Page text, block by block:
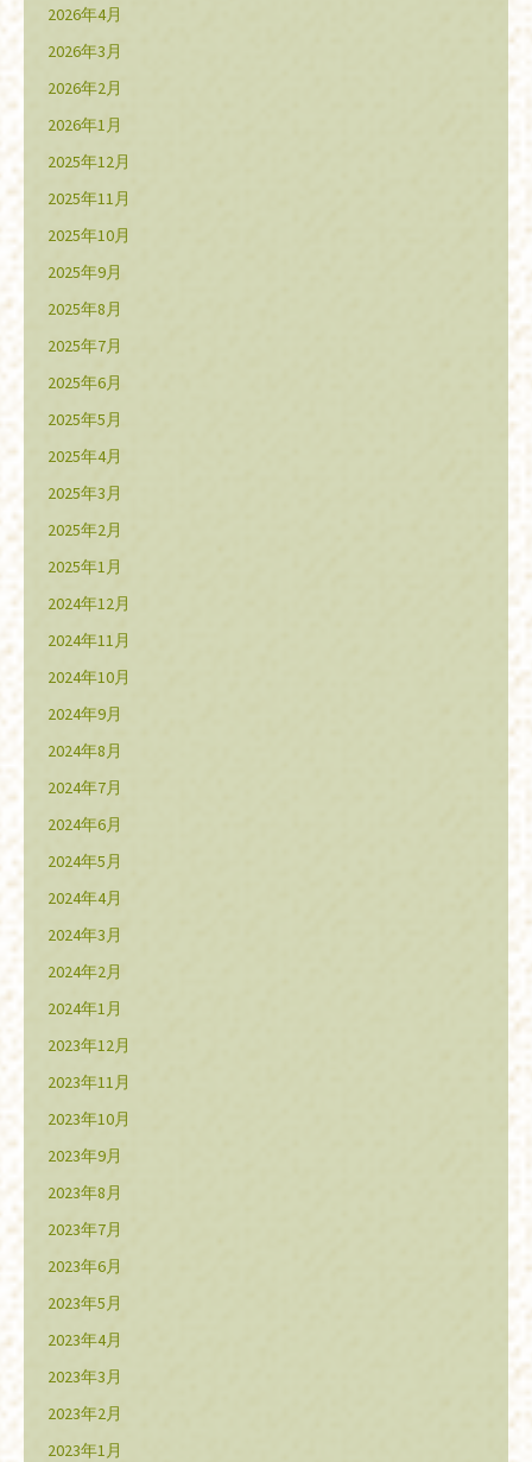
2026年4月
2026年3月
2026年2月
2026年1月
2025年12月
2025年11月
2025年10月
2025年9月
2025年8月
2025年7月
2025年6月
2025年5月
2025年4月
2025年3月
2025年2月
2025年1月
2024年12月
2024年11月
2024年10月
2024年9月
2024年8月
2024年7月
2024年6月
2024年5月
2024年4月
2024年3月
2024年2月
2024年1月
2023年12月
2023年11月
2023年10月
2023年9月
2023年8月
2023年7月
2023年6月
2023年5月
2023年4月
2023年3月
2023年2月
2023年1月